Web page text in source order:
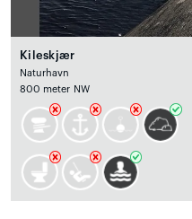
Kileskjær
Naturhavn
800 meter NW